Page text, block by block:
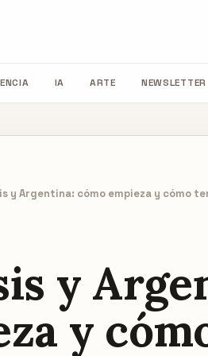
IA ARTE NEWSLETTER
y Argentina: cómo empieza y cómo
y
y